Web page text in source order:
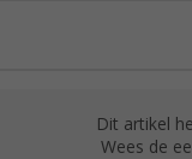
Dit artikel
Wees de